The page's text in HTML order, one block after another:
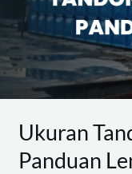
Ukuran
Panduan
Lengkap